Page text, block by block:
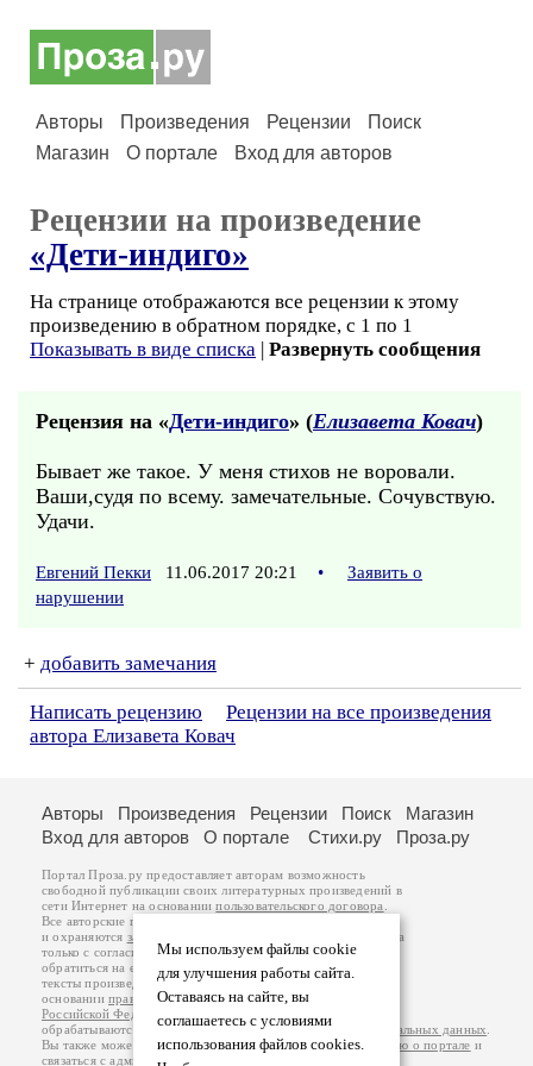
Авторы Произведения Рецензии
Поиск
Магазин
О портале Вход для авторов
Рецензии на произведение
«Дети-индиго»
На странице отображаются все рецензии к этому
произведению в обратном порядке, с 1 по 1
Показывать в виде списка | Развернуть сообщения
Рецензия на «Дети-индиго» (Елизавета Ковач)
Бывает же такое. У меня стихов не воровали.
Ваши,судя по всему. замечательные. Сочувствую.
Удачи.
Евгений Пекки 11.06.2017 20:21 •
Заявить о
нарушении
+ добавить замечания
Написать рецензию
Рецензии на все произведения
автора Елизавета Ковач
Мы используем файлы cookie
для улучшения работы сайта.
Оставаясь на сайте, вы
соглашаетесь с условиями
использования файлов cookies.
Авторы Произведения Рецензии Поиск
Магазин
Вход для авторов
О портале Стихи.ру Проза.ру
Портал Проза.ру предоставляет авторам возможность
свободной публикации своих литературных произведений в
сети Интернет на основаниипользовательского договора
Все авторские права на произведения принадлежат авторам
и охраняются законом
. Перепечатка произведений возможна
только с согласия его автора, к которому вы можете
обратиться на его авторской странице. Ответственность за
тексты произведений авторы несут самостоятельно на
основанииправил публикацииизаконодательства
Российской Федерации
обрабатываются на основанииПолитики обработки персональных данных
Вы также можете посмотреть более подробнуюинформацию о портале и
связаться с администрацией